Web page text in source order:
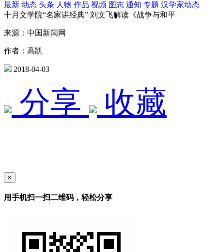
最新 动态 头条 人物 作品 视频 图志 通知 专题 汉学家动态
十月文学院“名家讲经典” 刘文飞解读《战争与和平
来源：中国新闻网
作者：高凯
2018-04-03
分享 收藏
×
用手机扫一扫二维码，轻松分享